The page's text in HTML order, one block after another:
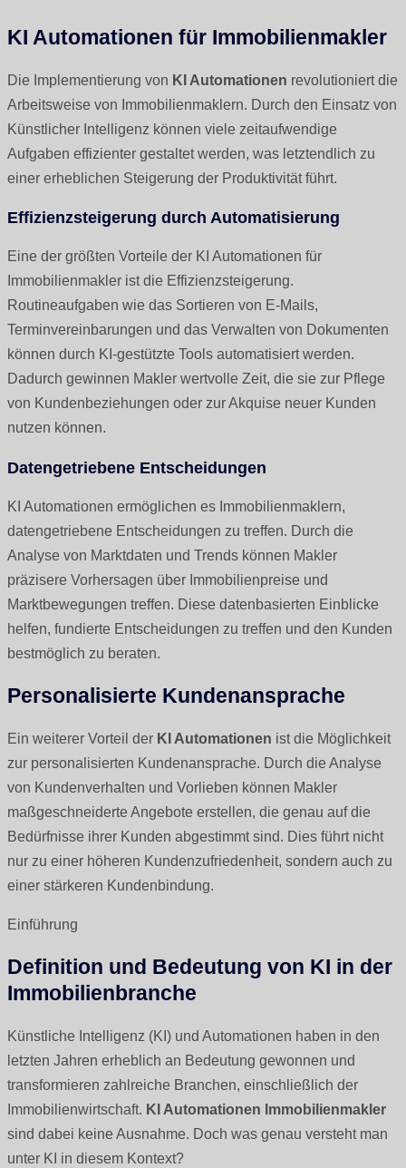
KI Automationen für Immobilienmakler
Die Implementierung von KI Automationen revolutioniert die
Arbeitsweise von Immobilienmaklern. Durch den Einsatz von
Künstlicher Intelligenz können viele zeitaufwendige
Aufgaben effizienter gestaltet werden, was letztendlich zu
einer erheblichen Steigerung der Produktivität führt.
Effizienzsteigerung durch Automatisierung
Eine der größten Vorteile der KI Automationen für
Immobilienmakler ist die Effizienzsteigerung.
Routineaufgaben wie das Sortieren von E-Mails,
Terminvereinbarungen und das Verwalten von Dokumenten
können durch KI-gestützte Tools automatisiert werden.
Dadurch gewinnen Makler wertvolle Zeit, die sie zur Pflege
von Kundenbeziehungen oder zur Akquise neuer Kunden
nutzen können.
Datengetriebene Entscheidungen
KI Automationen ermöglichen es Immobilienmaklern,
datengetriebene Entscheidungen zu treffen. Durch die
Analyse von Marktdaten und Trends können Makler
präzisere Vorhersagen über Immobilienpreise und
Marktbewegungen treffen. Diese datenbasierten Einblicke
helfen, fundierte Entscheidungen zu treffen und den Kunden
bestmöglich zu beraten.
Personalisierte Kundenansprache
Ein weiterer Vorteil der KI Automationen ist die Möglichkeit
zur personalisierten Kundenansprache. Durch die Analyse
von Kundenverhalten und Vorlieben können Makler
maßgeschneiderte Angebote erstellen, die genau auf die
Bedürfnisse ihrer Kunden abgestimmt sind. Dies führt nicht
nur zu einer höheren Kundenzufriedenheit, sondern auch zu
einer stärkeren Kundenbindung.
Einführung
Definition und Bedeutung von KI in der
Immobilienbranche
Künstliche Intelligenz (KI) und Automationen haben in den
letzten Jahren erheblich an Bedeutung gewonnen und
transformieren zahlreiche Branchen, einschließlich der
Immobilienwirtschaft. KI Automationen Immobilienmakler
sind dabei keine Ausnahme. Doch was genau versteht man
unter KI in diesem Kontext?